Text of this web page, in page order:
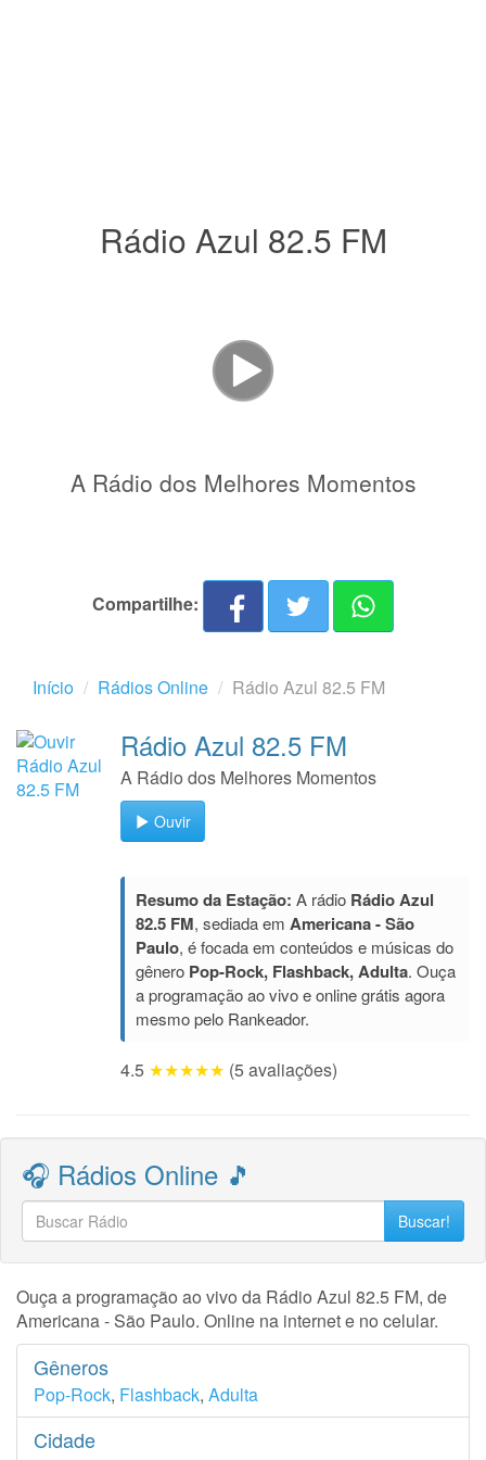
Rádio Azul 82.5 FM
A Rádio dos Melhores Momentos
Compartilhe:
Início Rádios Online Rádio Azul 82.5 FM
Rádio Azul 82.5 FM
A Rádio dos Melhores Momentos
Ouvir
Resumo da Estação: A rádio Rádio Azul
82.5 FM, sediada em Americana - São
Paulo, é focada em conteúdos e músicas do
gênero Pop-Rock, Flashback, Adulta. Ouça
a programação ao vivo e online grátis agora
mesmo pelo Rankeador.
4.5 ★★★★★ (5 avaliações)
🎧 Rádios Online 🎵
Buscar!
Ouça a programação ao vivo da Rádio Azul 82.5 FM, de
Americana - São Paulo. Online na internet e no celular.
Gêneros
Pop-Rock, Flashback, Adulta
Cidade